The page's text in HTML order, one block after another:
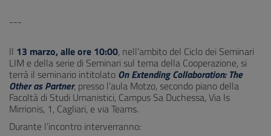
---
Il 13 marzo, alle ore 10:00, nell’ambito del Ciclo dei Seminari
LIM e della serie di Seminari sul tema della Cooperazione, si
terrà il seminario intitolato On Extending Collaboration: The
Other as Partner, presso l’aula Motzo, secondo piano della
Facoltà di Studi Umanistici, Campus Sa Duchessa, Via Is
Mirrionis, 1, Cagliari, e via Teams.
Durante l’incontro interverranno: